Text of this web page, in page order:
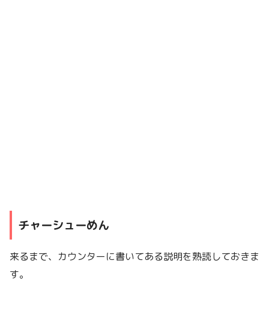
チャーシューめん
来るまで、カウンターに書いてある説明を熟読しておきま
す。